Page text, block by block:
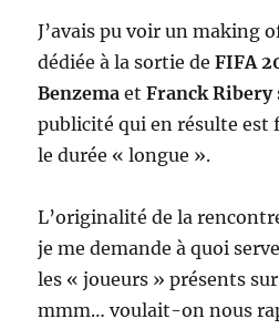
J’avais pu voir un making
dédiée à la sortie deFIFA
Benzema etFranck Ribery
publicité qui en résulte est
le durée « longue ».
L’originalité de la
je me demande à quoi
les « joueurs » présents
mmm… voulait-on nous